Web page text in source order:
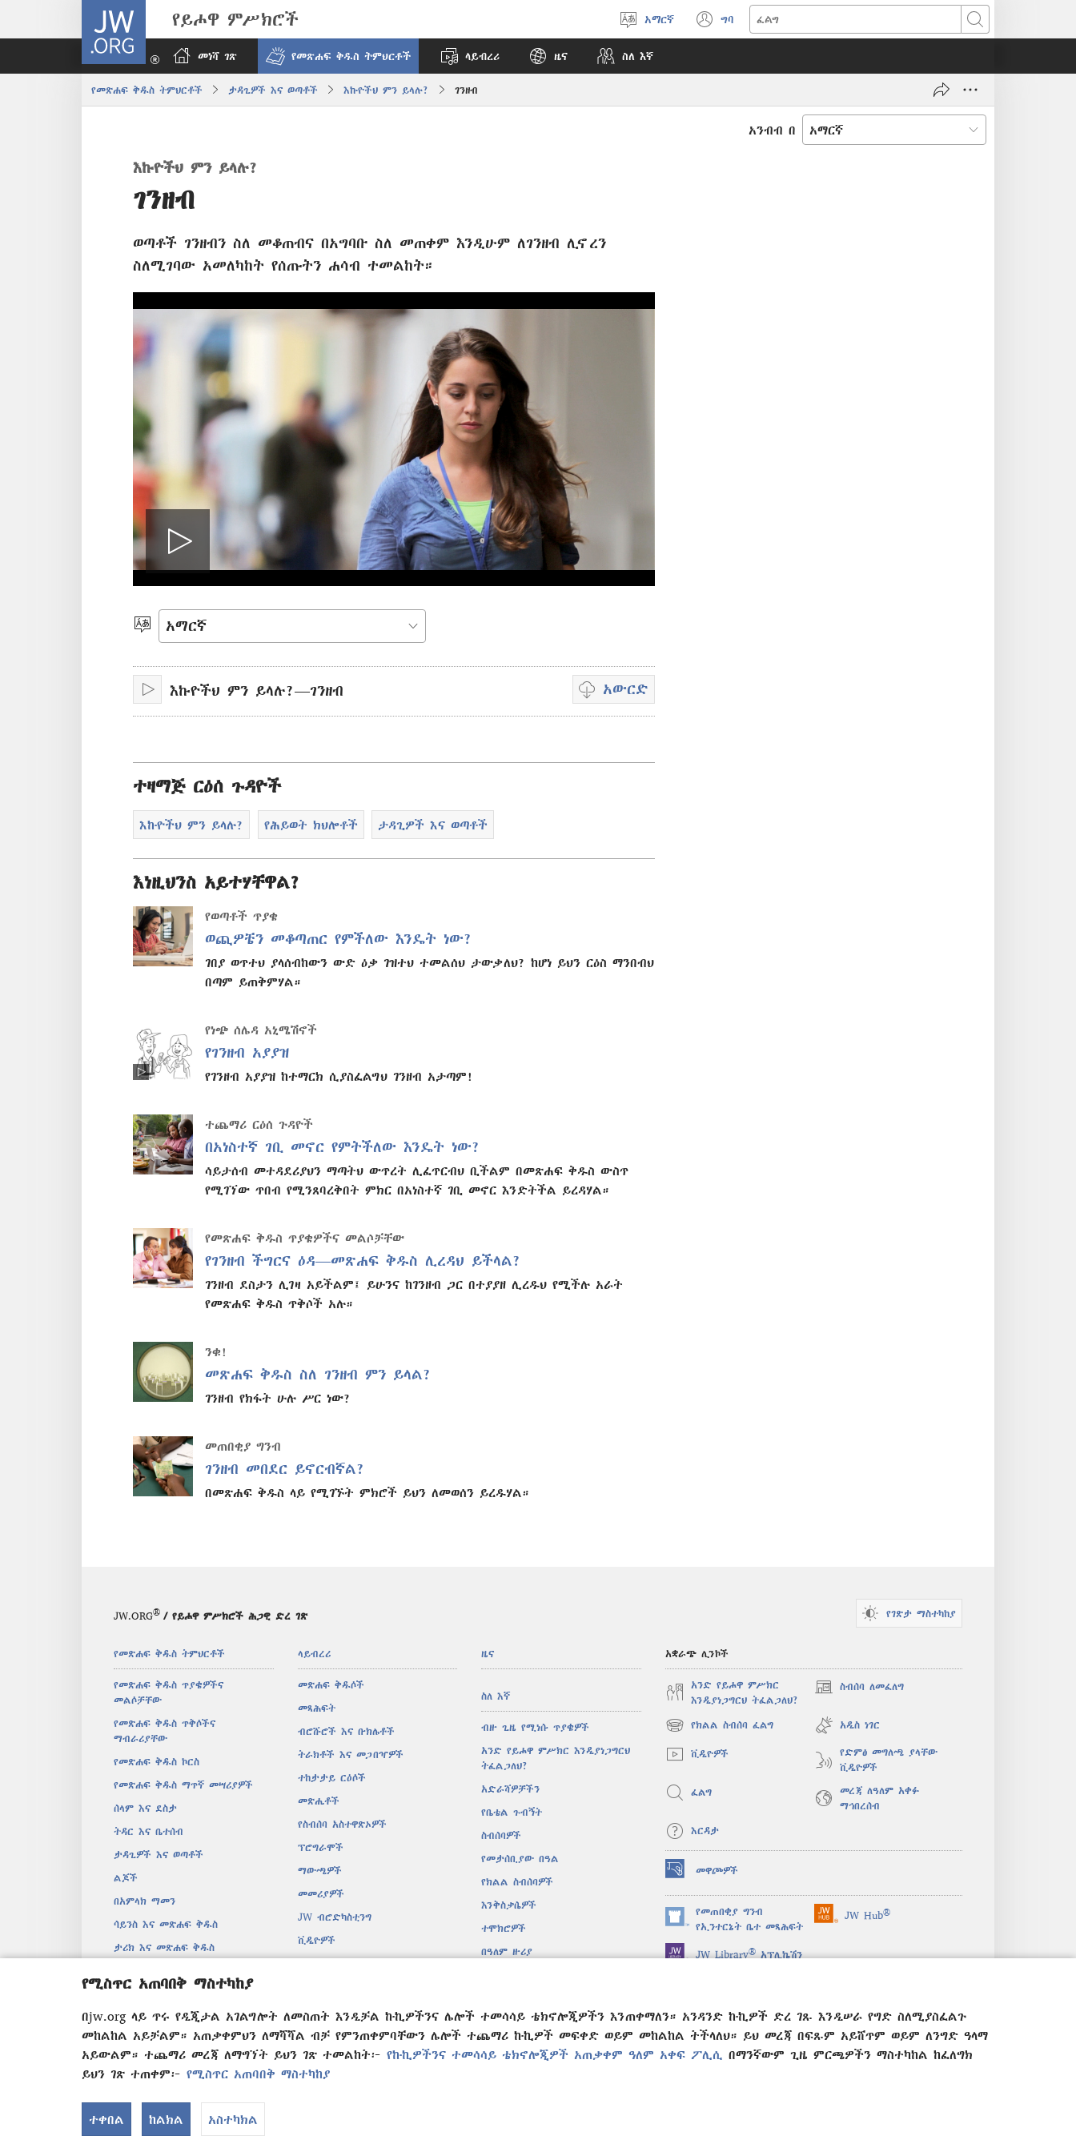
የሚስጥር አጠባበቅ ማስተካከያ
በjw.org ላይ ጥሩ የዲጂታል አገልግሎት ለመስጠት እንዲቻል ኩኪዎችንና ሌሎች ተመሳሳይ ቴክኖሎጂዎችን እንጠቀማለን። አንዳንድ ኩኪዎች ድረ ገጹ እንዲሠራ የግድ ስለሚያስፈልጉ
መከልከል አይቻልም። አጠቃቀምህን ለማሻሻል ብቻ የምንጠቀምባቸውን ሌሎች ተጨማሪ ኩኪዎች መፍቀድ ወይም መከልከል ትችላለህ። ይህ መረጃ በፍጹም አይሸጥም ወይም ለንግድ ዓላማ
አይውልም። ተጨማሪ መረጃ ለማግኘት ይህን ገጽ ተመልከት፦ የኩኪዎችንና ተመሳሳይ ቴክኖሎጂዎች አጠቃቀም ዓለም አቀፍ ፖሊሲ
በማንኛውም ጊዜ ምርጫዎችን ማስተካከል ከፈለግክ
ይህን ገጽ ተጠቀም፦ የሚስጥር አጠባበቅ ማስተካከያ
ተቀበል ከልክል አስተካክል
JW.ORG የይሖዋ ምሥክሮች
ቋንቋ
አማርኛ ግባ
(አዲስ
ፈልግ
መነሻ ገጽ የመጽሐፍ ቅዱስ ትምህርቶች ላይብረሪ ዜና ስለ እኛ
የመጽሐፍ ቅዱስ ትምህርቶች ታዳጊዎች እና ወጣቶች እኩዮችህ ምን ይላሉ? ገንዘብ
አንብብ በ
እኩዮችህ ምን ይላሉ?
ገንዘብ
ወጣቶች ገንዘብን ስለ መቆጠብና በአግባቡ ስለ መጠቀም እንዲሁም ለገንዘብ ሊኖረን
ስለሚገባው አመለካከት የሰጡትን ሐሳብ ተመልከት።
ቪዲዮውን
አጫውት
ቋንቋ
ምረጥ
አጫውት
እኩዮችህ ምን ይላሉ?—ገንዘብ አውርድ
ቪዲዮ
አማራጮች
ተዛማጅ ርዕሰ ጉዳዮች
እኩዮችህ ምን ይላሉ? የሕይወት ክህሎቶች ታዳጊዎች እና ወጣቶች
እነዚህንስ አይተሃቸዋል?
የወጣቶች ጥያቄ
ወጪዎቼን መቆጣጠር የምችለው እንዴት ነው?
ገበያ ወጥተህ ያላሰብከውን ውድ ዕቃ ገዝተህ ተመልሰህ ታውቃለህ? ከሆነ ይህን ርዕስ ማንበብህ
በጣም ይጠቅምሃል።
የነጭ ሰሌዳ አኒሜሽኖች
የገንዘብ አያያዝ
የገንዘብ አያያዝ ከተማርክ ሲያስፈልግህ ገንዘብ አታጣም!
ተጨማሪ ርዕሰ ጉዳዮች
በአነስተኛ ገቢ መኖር የምትችለው እንዴት ነው?
ሳይታሰብ መተዳደሪያህን ማጣትህ ውጥረት ሊፈጥርብህ ቢችልም በመጽሐፍ ቅዱስ ውስጥ
የሚገኘው ጥበብ የሚንጸባረቅበት ምክር በአነስተኛ ገቢ መኖር እንድትችል ይረዳሃል።
የመጽሐፍ ቅዱስ ጥያቄዎችና መልሶቻቸው
የገንዘብ ችግርና ዕዳ—መጽሐፍ ቅዱስ ሊረዳህ ይችላል?
ገንዘብ ደስታን ሊገዛ አይችልም፤ ይሁንና ከገንዘብ ጋር በተያያዘ ሊረዱህ የሚችሉ አራት
የመጽሐፍ ቅዱስ ጥቅሶች አሉ።
ንቁ!
መጽሐፍ ቅዱስ ስለ ገንዘብ ምን ይላል?
ገንዘብ የክፋት ሁሉ ሥር ነው?
መጠበቂያ ግንብ
ገንዘብ መበደር ይኖርብኛል?
በመጽሐፍ ቅዱስ ላይ የሚገኙት ምክሮች ይህን ለመወሰን ይረዱሃል።
JW.ORG® / የይሖዋ ምሥክሮች ሕጋዊ ድረ ገጽ የገጽታ ማስተካከያ
የመጽሐፍ ቅዱስ ትምህርቶች
የመጽሐፍ ቅዱስ ጥያቄዎችና
መልሶቻቸው
የመጽሐፍ ቅዱስ ጥቅሶችና
ማብራሪያቸው
የመጽሐፍ ቅዱስ ኮርስ
የመጽሐፍ ቅዱስ ማጥኛ መሣሪያዎች
ሰላም እና ደስታ
ትዳር እና ቤተሰብ
ታዳጊዎች እና ወጣቶች
ልጆች
በአምላክ ማመን
ሳይንስ እና መጽሐፍ ቅዱስ
ታሪክ እና መጽሐፍ ቅዱስ
ላይብረሪ
መጽሐፍ ቅዱሶች
መጻሕፍት
ብሮሹሮች እና ቡክሌቶች
ትራክቶች እና መጋበዣዎች
ተከታታይ ርዕሶች
መጽሔቶች
የስብሰባ አስተዋጽኦዎች
ፕሮግራሞች
ማውጫዎች
መመሪያዎች
JW ብሮድካስቲንግ
ቪዲዮዎች
ድራማዊ የመጽሐፍ ቅዱስ ንባብ
ዜና
ስለ እኛ
ብዙ ጊዜ የሚነሱ ጥያቄዎች
አንድ የይሖዋ ምሥክር እንዲያነጋግርህ
ትፈልጋለህ?
አድራሻዎቻችን
የቤቴል ጉብኝት
ስብሰባዎች
የመታሰቢያው በዓል
የክልል ስብሰባዎች
እንቅስቃሴዎች
ተሞክሮዎች
በዓለም ዙሪያ
አቋራጭ ሊንኮች
አንድ የይሖዋ ምሥክር
እንዲያነጋግርህ ትፈልጋለህ?
ስብሰባ ለመፈለግ
(አዲስ
ክፈት)
የክልል ስብሰባ ፈልግ
(አዲስ
ዊንዶው
ክፈት)
አዲስ ነገር
ቪዲዮዎች
የድምፅ መግለጫ ያላቸው
ቪዲዮዎች
ፈልግ
መረጃ ለዓለም አቀፉ
ማኅበረሰብ
እርዳታ
መዋጮዎች
(አዲስ
ዊንዶው
ክፈት)
የመጠበቂያ ግንብ
የኢንተርኔት ቤተ መጻሕፍት
(አዲስ
ዊንዶው
ክፈት)
JW Hub®
(አዲስ
JW Library®አፕሊኬሽን
Copyright© 2026 Watch Tower Bible and Tract Society of Pennsylvania.